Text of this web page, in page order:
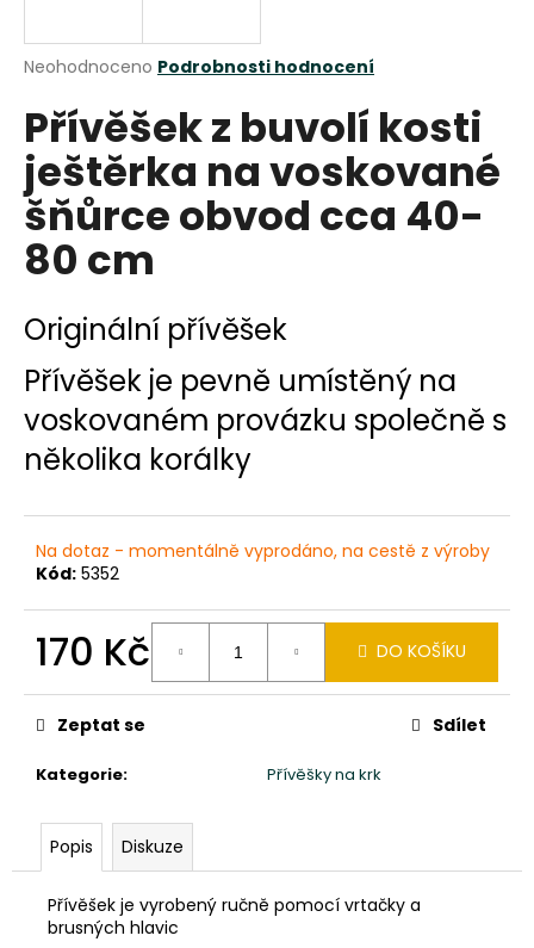
Průměrné
produktu
je
0,0
5
hvězdiček.
Neohodnoceno Podrobnosti hodnocení
Přívěšek z buvolí kosti
ještěrka na voskované
šňůrce obvod cca 40-
80 cm
Originální přívěšek
Přívěšek je pevně umístěný na
voskovaném provázku společně s
několika korálky
Na dotaz - momentálně vyprodáno, na cestě z výroby
Kód: 5352
170 Kč
cena:
DO KOŠÍKU
Kategorie: Přívěšky na krk
Zeptat se Sdílet
Popis Diskuze
Přívěšek je vyrobený ručně pomocí vrtačky a
brusných hlavic
j
t
?
D
o
p
o
u
č
u
e
m
SLON
20X24X10CM
DB
850
Kč